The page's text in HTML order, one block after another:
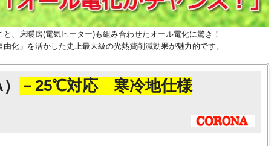
、床暖房(電気ヒーター)も組み合わせたオール電化に驚き！
化」を活かした史上最大級の光熱費削減効果が魅力的です。
－25℃対応 寒冷地仕様